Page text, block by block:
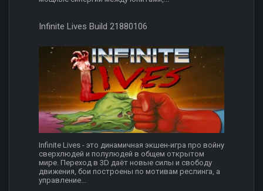
Infinite Lives Build 21880106
Infinite Lives - это динамичная экшен-игра про войну
сверхлюдей и полулюдей в общем открытом
мире. Переход в 3D даёт новые силы и свободу
движения, бои построены по мотивам реслинга, а
управление...